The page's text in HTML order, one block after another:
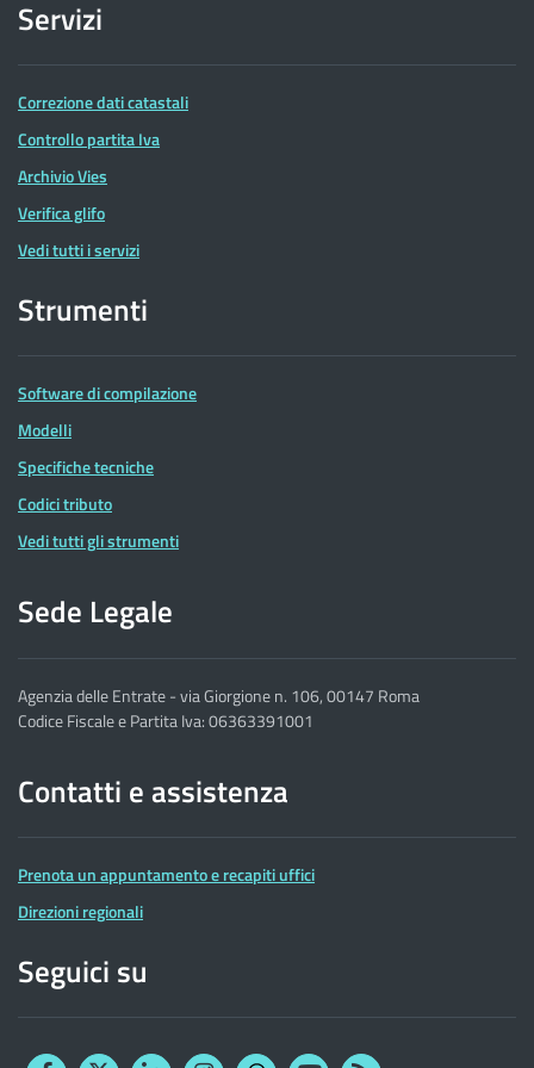
Servizi
Correzione dati catastali
Controllo partita Iva
Archivio Vies
Verifica glifo
Vedi tutti i servizi
Strumenti
Software di compilazione
Modelli
Specifiche tecniche
Codici tributo
Vedi tutti gli strumenti
Sede Legale
Agenzia delle Entrate - via Giorgione n. 106, 00147 Roma
Codice Fiscale e Partita Iva: 06363391001
Contatti e assistenza
Prenota un appuntamento e recapiti uffici
Direzioni regionali
Seguici su